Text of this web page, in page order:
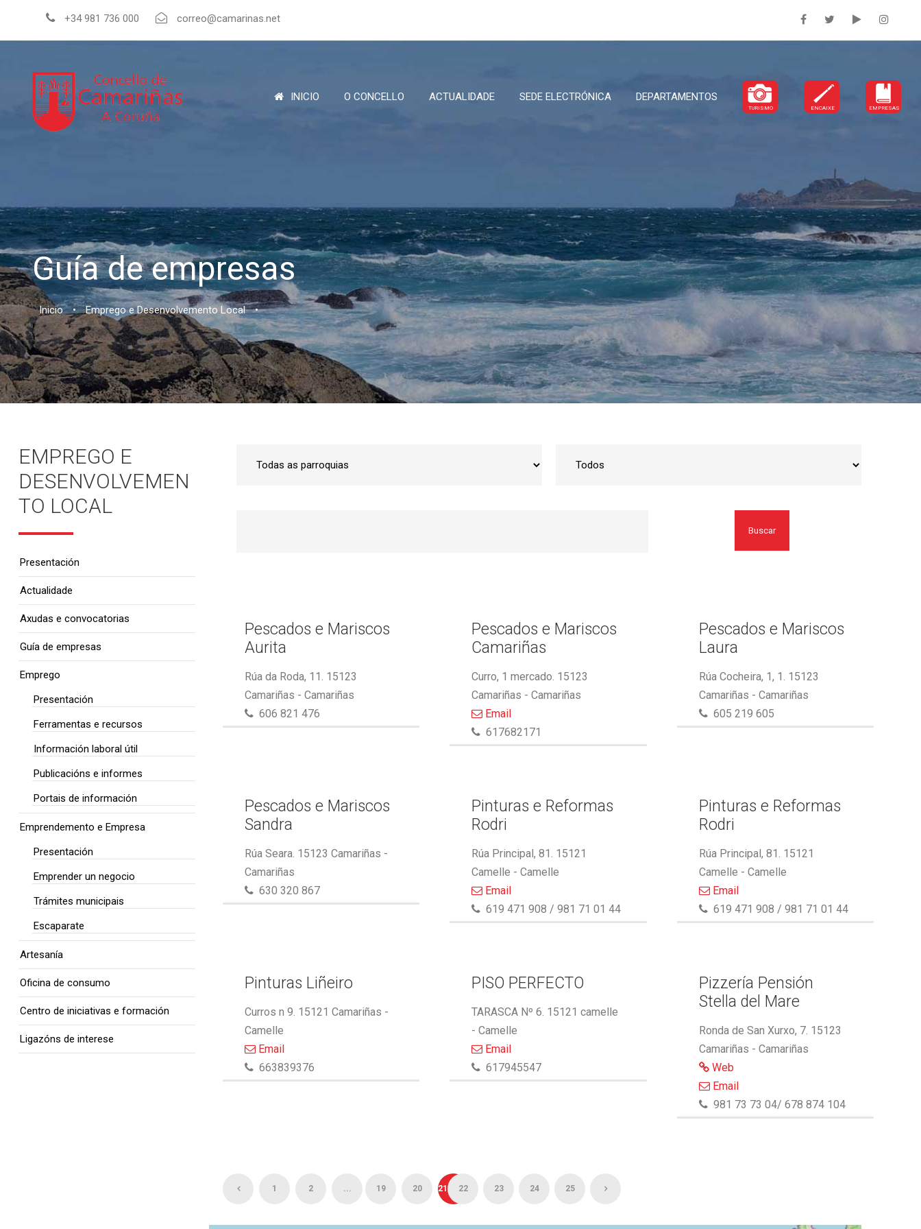
+34 981 736 000 correo@camarinas.net
INICIO O CONCELLO ACTUALIDADE SEDE ELECTRÓNICA DEPARTAMENTOS
TURISMO ENCAIXE EMPRESAS
Guía de empresas
Inicio • Emprego e Desenvolvemento Local •
Buscar
Pescados e Mariscos
Aurita
Rúa da Roda, 11. 15123
Camariñas - Camariñas
606 821 476
Pescados e Mariscos
Camariñas
Curro, 1 mercado. 15123
Camariñas - Camariñas
Email
617682171
Pescados e Mariscos
Laura
Rúa Cocheira, 1, 1. 15123
Camariñas - Camariñas
605 219 605
Pescados e Mariscos
Sandra
Rúa Seara. 15123 Camariñas -
Camariñas
630 320 867
Pinturas e Reformas
Rodri
Rúa Principal, 81. 15121
Camelle - Camelle
Email
619 471 908 / 981 71 01 44
Pinturas e Reformas
Rodri
Rúa Principal, 81. 15121
Camelle - Camelle
Email
619 471 908 / 981 71 01 44
Pinturas Liñeiro
Curros n 9. 15121 Camariñas -
Camelle
Email
663839376
PISO PERFECTO
TARASCA Nº 6. 15121 camelle
- Camelle
Email
617945547
Pizzería Pensión
Stella del Mare
Ronda de San Xurxo, 7. 15123
Camariñas - Camariñas
Web
Email
981 73 73 04/ 678 874 104
1 2 ... 19 20 21 22 23 24 25
EMPREGO E
DESENVOLVEMEN
TO LOCAL
Presentación
Actualidade
Axudas e convocatorias
Guía de empresas
Emprego
Presentación
Ferramentas e recursos
Información laboral útil
Publicacións e informes
Portais de información
Emprendemento e Empresa
Presentación
Emprender un negocio
Trámites municipais
Escaparate
Artesanía
Oficina de consumo
Centro de iniciativas e formación
Ligazóns de interese